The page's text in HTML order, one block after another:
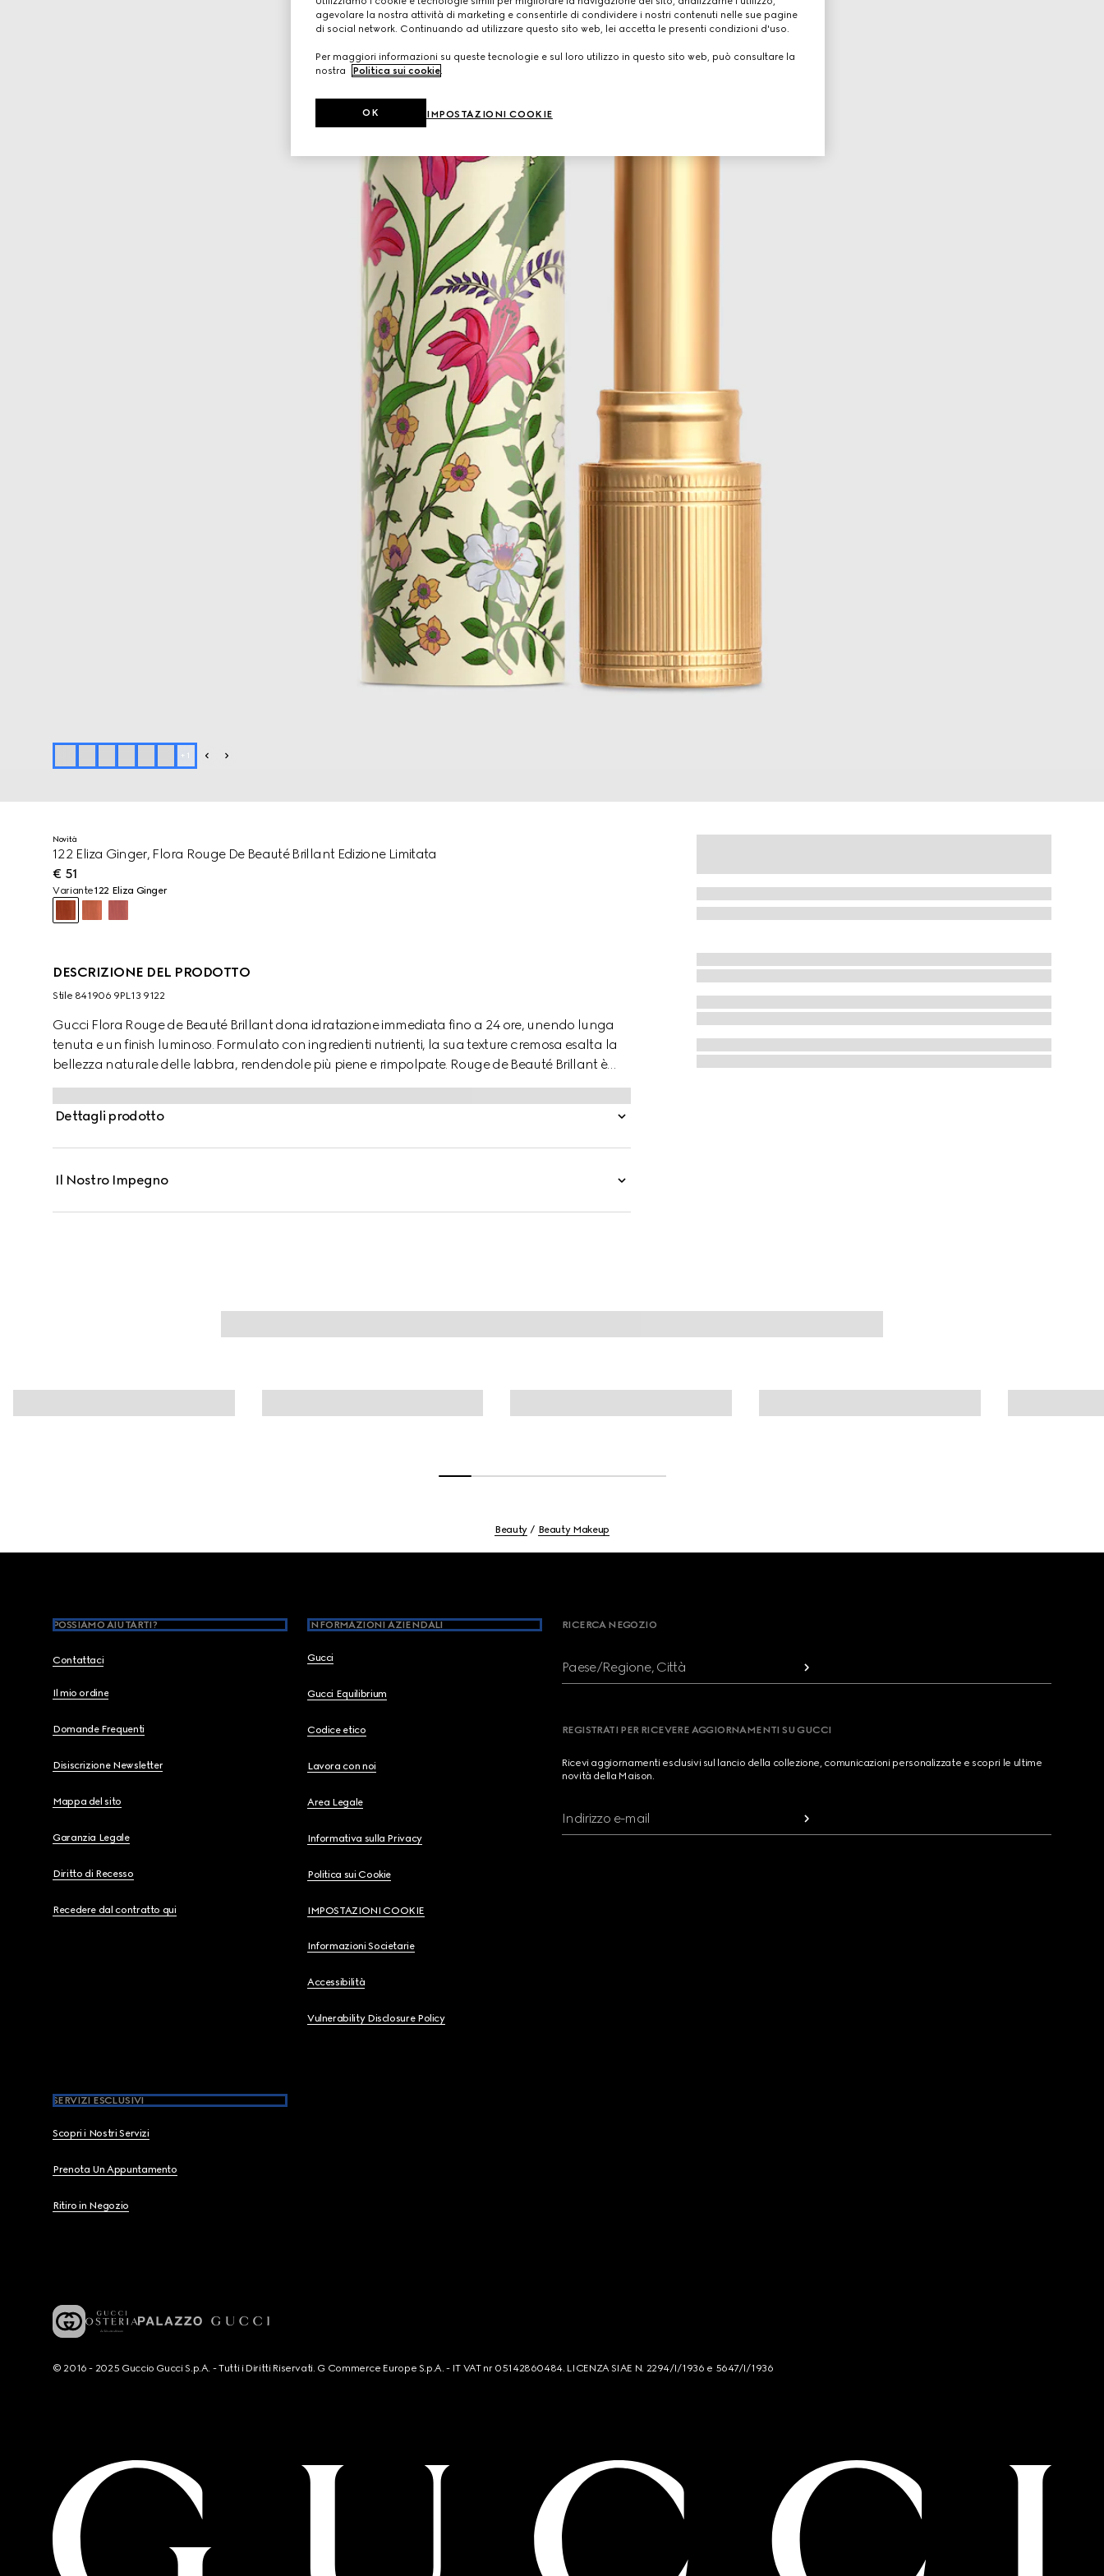
+ 1
Novità
122 Eliza Ginger, Flora Rouge De Beauté Brillant Edizione Limitata
€ 51
Variante122 Eliza Ginger
DESCRIZIONE DEL PRODOTTO
Stile ‎841906 9PL13 9122
Gucci Flora Rouge de Beauté Brillant dona idratazione immediata fino a 24 ore, unendo lunga
tenuta e un finish luminoso. Formulato con ingredienti nutrienti, la sua texture cremosa esalta la
bellezza naturale delle labbra, rendendole più piene e rimpolpate. Rouge de Beauté Brillant è
racchiuso in un astuccio dorato, mentre il tappo esterno è decorato con il motivo Flora della
Maison.
Dettagli prodotto
Il Nostro Impegno
Beauty Beauty Makeup
POSSIAMO AIUTARTI?
Contattaci
Il mio ordine
Domande Frequenti
Disiscrizione Newsletter
Mappa del sito
Garanzia Legale
Diritto di Recesso
Recedere dal contratto qui
INFORMAZIONI AZIENDALI
Gucci
Gucci Equilibrium
Codice etico
Lavora con noi
Area Legale
Informativa sulla Privacy
Politica sui Cookie
IMPOSTAZIONI COOKIE
Informazioni Societarie
Accessibilità
Vulnerability Disclosure Policy
SERVIZI ESCLUSIVI
Scopri i Nostri Servizi
Prenota Un Appuntamento
Ritiro in Negozio
RICERCA NEGOZIO
Paese/Regione, Città
REGISTRATI PER RICEVERE AGGIORNAMENTI SU GUCCI
Ricevi aggiornamenti esclusivi sul lancio della collezione, comunicazioni personalizzate e scopri le ultime
novità della Maison.
Indirizzo e-mail
© 2016 - 2025 Guccio Gucci S.p.A. - Tutti i Diritti Riservati. G Commerce Europe S.p.A. - IT VAT nr 05142860484. LICENZA SIAE N. 2294/I/1936 e 5647/I/1936
agevolare la nostra attività di marketing e consentirle di condividere i nostri contenuti nelle sue pagine
di social network. Continuando ad utilizzare questo sito web, lei accetta le presenti condizioni d'uso.
Per maggiori informazioni su queste tecnologie e sul loro utilizzo in questo sito web, può consultare la
nostra
Politica sui cookie
IMPOSTAZIONI COOKIE
OK